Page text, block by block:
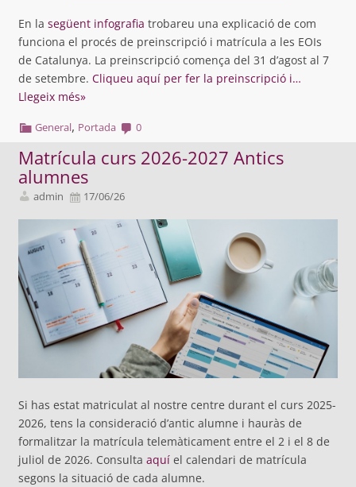
En la següent infografia trobareu una explicació de com
funciona el procés de preinscripció i matrícula a les EOIs
de Catalunya. La preinscripció comença del 31 d’agost al 7
de setembre. Cliqueu aquí per fer la preinscripció i…
Llegeix més»
General, Portada 0
Matrícula curs 2026-2027 Antics
alumnes
admin 17/06/26
Si has estat matriculat al nostre centre durant el curs 2025-
2026, tens la consideració d’antic alumne i hauràs de
formalitzar la matrícula telemàticament entre el 2 i el 8 de
juliol de 2026. Consulta aquí el calendari de matrícula
segons la situació de cada alumne.